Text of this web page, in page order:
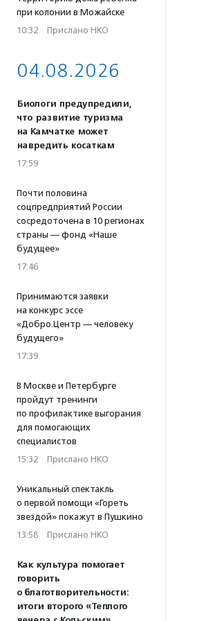
при колонии в Можайске
10:32 · Прислано НКО
04.08.2026
Биологи предупредили,
что развитие туризма
на Камчатке может
навредить косаткам
17:59
Почти половина
соцпредприятий России
сосредоточена в 10 регионах
страны — фонд «Наше
будущее»
17:46
Принимаются заявки
на конкурс эссе
«Добро.Центр — человеку
будущего»
17:39
В Москве и Петербурге
пройдут тренинги
по профилактике выгорания
для помогающих
специалистов
15:32 · Прислано НКО
Уникальный спектакль
о первой помощи «Гореть
звездой» покажут в Пушкино
13:58 · Прислано НКО
Как культура помогает
говорить
о благотворительности:
итоги второго «Теплого